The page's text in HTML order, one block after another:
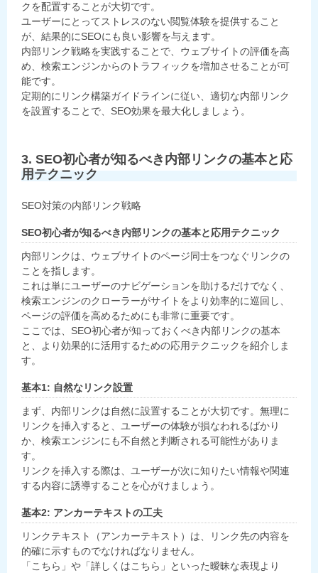
クを配置することが大切です。
ユーザーにとってストレスのない閲覧体験を提供すること
が、結果的にSEOにも良い影響を与えます。
内部リンク戦略を実践することで、ウェブサイトの評価を高
め、検索エンジンからのトラフィックを増加させることが可
能です。
定期的にリンク構築ガイドラインに従い、適切な内部リンク
を設置することで、SEO効果を最大化しましょう。
3. SEO初心者が知るべき内部リンクの基本と応
用テクニック
SEO対策の内部リンク戦略
SEO初心者が知るべき内部リンクの基本と応用テクニック
内部リンクは、ウェブサイトのページ同士をつなぐリンクの
ことを指します。
これは単にユーザーのナビゲーションを助けるだけでなく、
検索エンジンのクローラーがサイトをより効率的に巡回し、
ページの評価を高めるためにも非常に重要です。
ここでは、SEO初心者が知っておくべき内部リンクの基本
と、より効果的に活用するための応用テクニックを紹介しま
す。
基本1: 自然なリンク設置
まず、内部リンクは自然に設置することが大切です。無理に
リンクを挿入すると、ユーザーの体験が損なわれるばかり
か、検索エンジンにも不自然と判断される可能性がありま
す。
リンクを挿入する際は、ユーザーが次に知りたい情報や関連
する内容に誘導することを心がけましょう。
基本2: アンカーテキストの工夫
リンクテキスト（アンカーテキスト）は、リンク先の内容を
的確に示すものでなければなりません。
「こちら」や「詳しくはこちら」といった曖昧な表現より